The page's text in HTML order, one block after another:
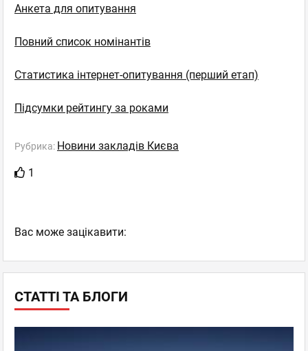
СТАТТІ ТА БЛОГИ
Анкета для опитування
Повний список номінантів
Статистика інтернет-опитування (перший етап)
Підсумки рейтингу за роками
Рубрика: Новини закладів Києва
1
Вас може зацікавити: